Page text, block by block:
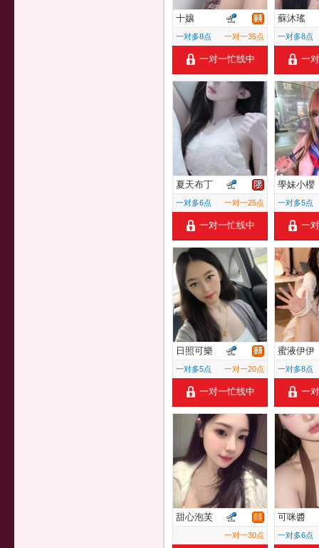
十孃
一对多8点 一对一35点
一对一忙线中
蘇沐瑤
一对多8点
一
夏天布丁
一对多6点 一对一25点
一对一忙线中
學妹小櫻
一对多5点
一
日照可樂
一对多5点 一对一20点
一对一忙线中
蜜液伊伊
一对多8点
一
甜心泡芙
一对一30点
可咪醬
一对多6点